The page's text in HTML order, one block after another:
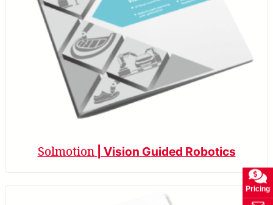
Solmotion| Vision Guided Robotics
Pricing